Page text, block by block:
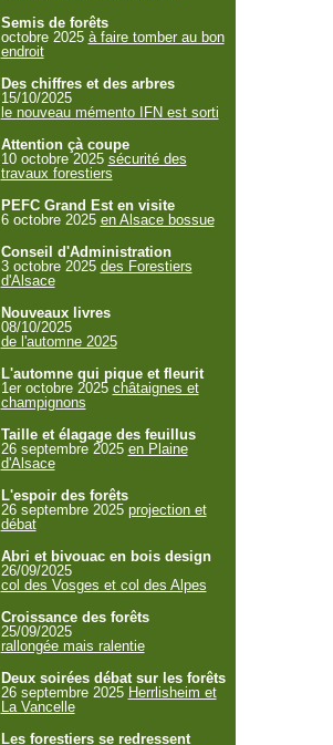
Semis de forêts
octobre 2025 à faire tomber au bon
endroit
Des chiffres et des arbres
15/10/2025
le nouveau mémento IFN est sorti
Attention çà coupe
10 octobre 2025 sécurité des
travaux forestiers
PEFC Grand Est en visite
6 octobre 2025 en Alsace bossue
Conseil d'Administration
3 octobre 2025 des Forestiers
d'Alsace
Nouveaux livres
08/10/2025
de l'automne 2025
L'automne qui pique et fleurit
1er octobre 2025 châtaignes et
champignons
Taille et élagage des feuillus
26 septembre 2025 en Plaine
d'Alsace
L'espoir des forêts
26 septembre 2025 projection et
débat
Abri et bivouac en bois design
26/09/2025
col des Vosges et col des Alpes
Croissance des forêts
25/09/2025
rallongée mais ralentie
Deux soirées débat sur les forêts
26 septembre 2025 Herrlisheim et
La Vancelle
Les forestiers se redressent